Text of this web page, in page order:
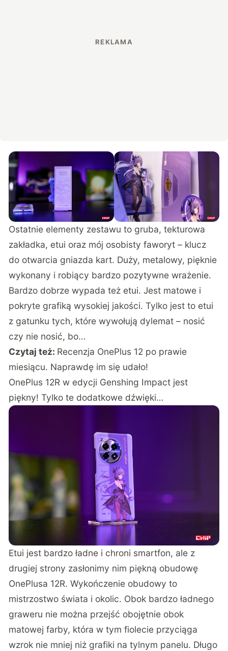
Ostatnie elementy zestawu to gruba, tekturowa
zakładka, etui oraz mój osobisty faworyt – klucz
do otwarcia gniazda kart. Duży, metalowy, pięknie
wykonany i robiący bardzo pozytywne wrażenie.
Bardzo dobrze wypada też etui. Jest matowe i
pokryte grafiką wysokiej jakości. Tylko jest to etui
z gatunku tych, które wywołują dylemat – nosić
czy nie nosić, bo…
Czytaj też: Recenzja OnePlus 12 po prawie
miesiącu. Naprawdę im się udało!
OnePlus 12R w edycji Genshing Impact jest
piękny! Tylko te dodatkowe dźwięki…
Etui jest bardzo ładne i chroni smartfon, ale z
drugiej strony zasłonimy nim piękną obudowę
OnePlusa 12R. Wykończenie obudowy to
mistrzostwo świata i okolic. Obok bardzo ładnego
graweru nie można przejść obojętnie obok
matowej farby, która w tym fiolecie przyciąga
wzrok nie mniej niż grafiki na tylnym panelu. Długo